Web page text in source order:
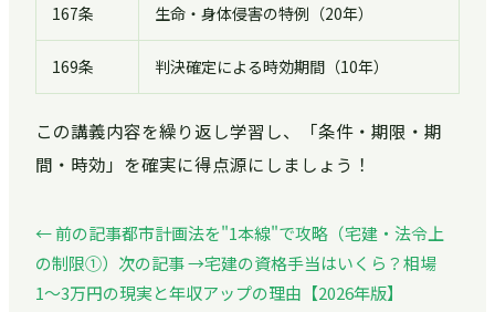
167条 生命・身体侵害の特例（20年）
169条 判決確定による時効期間（10年）
この講義内容を繰り返し学習し、「条件・期限・期
間・時効」を確実に得点源にしましょう！
← 前の記事都市計画法を"1本線"で攻略（宅建・法令上
の制限①） 次の記事 →宅建の資格手当はいくら？相場
1〜3万円の現実と年収アップの理由【2026年版】